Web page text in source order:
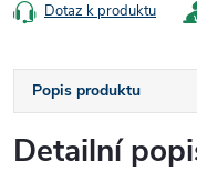
Dotaz k produktu
Popis produktu
Detailní